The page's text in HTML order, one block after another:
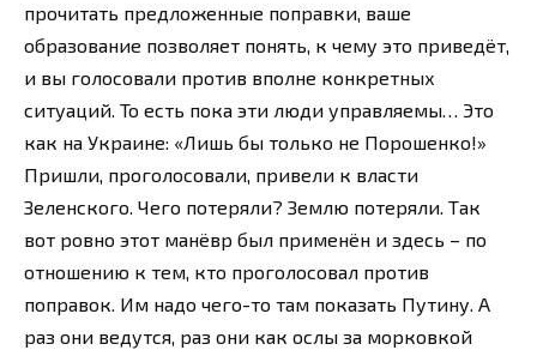
прочитать предложенные поправки, ваше
образование позволяет понять, к чему это приведёт,
и вы голосовали против вполне конкретных
ситуаций. То есть пока эти люди управляемы… Это
как на Украине: «Лишь бы только не Порошенко!»
Пришли, проголосовали, привели к власти
Зеленского. Чего потеряли? Землю потеряли. Так
вот ровно этот манёвр был применён и здесь – по
отношению к тем, кто проголосовал против
поправок. Им надо чего-то там показать Путину. А
раз они ведутся, раз они как ослы за морковкой